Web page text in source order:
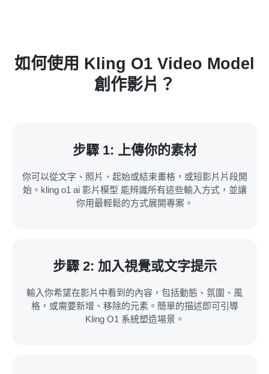
如何使用 Kling O1 Video Model
創作影片？
步驟 1: 上傳你的素材
你可以從文字、照片、起始或結束畫格，或短影片片段開
始。kling o1 ai 影片模型 能辨識所有這些輸入方式，並讓
你用最輕鬆的方式展開專案。
步驟 2: 加入視覺或文字提示
輸入你希望在影片中看到的內容，包括動態、氛圍、風
格，或需要新增、移除的元素。簡單的描述即可引導
Kling O1 系統塑造場景。